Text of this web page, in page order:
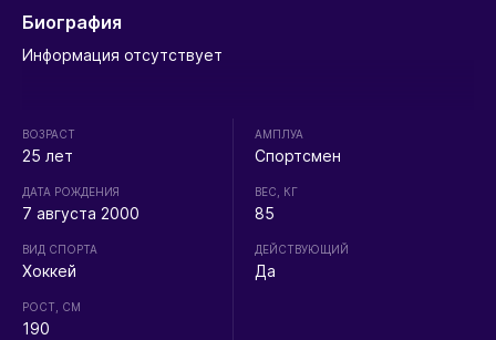
Биография
Информация отсутствует
ВОЗРАСТ
25 лет
ДАТА РОЖДЕНИЯ
7 августа 2000
ВИД СПОРТА
Хоккей
РОСТ, СМ
190
АМПЛУА
Спортсмен
ВЕС, КГ
85
ДЕЙСТВУЮЩИЙ
Да